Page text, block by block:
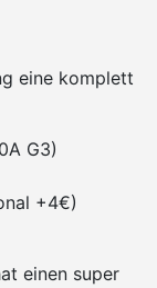
eine komplett
G3)
+4€)
einen super